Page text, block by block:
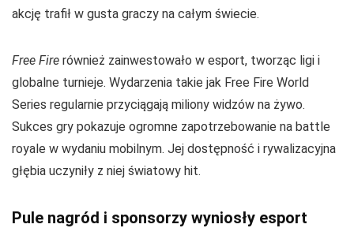
akcję trafił w gusta graczy na całym świecie.
Free Fire również zainwestowało w esport, tworząc ligi i
globalne turnieje. Wydarzenia takie jak Free Fire World
Series regularnie przyciągają miliony widzów na żywo.
Sukces gry pokazuje ogromne zapotrzebowanie na battle
royale w wydaniu mobilnym. Jej dostępność i rywalizacyjna
głębia uczyniły z niej światowy hit.
Pule nagród i sponsorzy wyniosły esport